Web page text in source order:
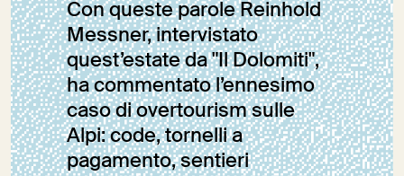
Con queste parole Reinhold
Messner, intervistato
quest’estate da "Il Dolomiti",
ha commentato l’ennesimo
caso di overtourism sulle
Alpi: code, tornelli a
pagamento, sentieri